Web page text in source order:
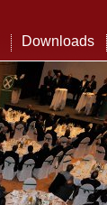
Downloads